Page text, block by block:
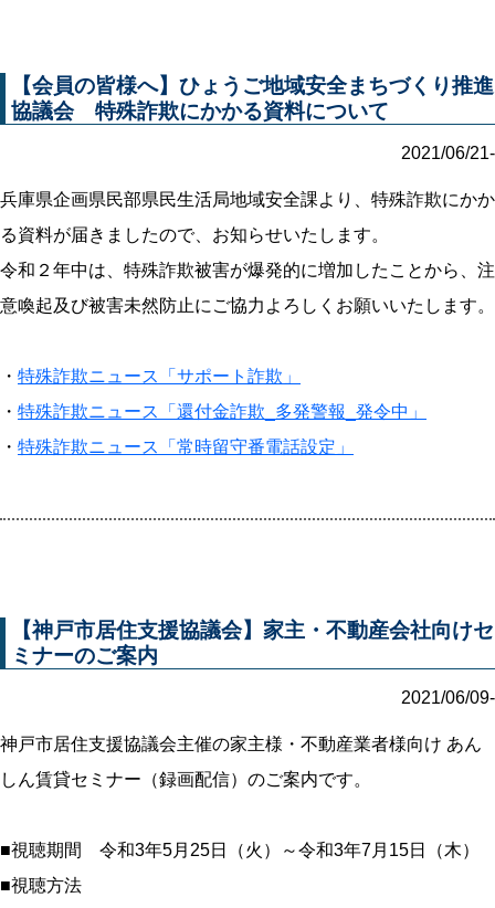
【会員の皆様へ】ひょうご地域安全まちづくり推進
協議会 特殊詐欺にかかる資料について
2021/06/21-
兵庫県企画県民部県民生活局地域安全課より、特殊詐欺にかか
る資料が届きましたので、お知らせいたします。
令和２年中は、特殊詐欺被害が爆発的に増加したことから、注
意喚起及び被害未然防止にご協力よろしくお願いいたします。
・ 特殊詐欺ニュース「サポート詐欺」
・ 特殊詐欺ニュース「還付金詐欺_多発警報_発令中」
・ 特殊詐欺ニュース「常時留守番電話設定」
【神戸市居住支援協議会】家主・不動産会社向けセ
ミナーのご案内
2021/06/09-
神戸市居住支援協議会主催の家主様・不動産業者様向け あん
しん賃貸セミナー（録画配信）のご案内です。
■視聴期間 令和3年5月25日（火）～令和3年7月15日（木）
■視聴方法